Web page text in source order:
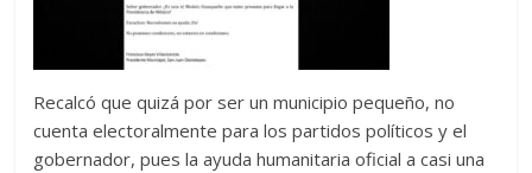
Recalcó que quizá por ser un municipio pequeño, no
cuenta electoralmente para los partidos políticos y el
gobernador, pues la ayuda humanitaria oficial a casi una